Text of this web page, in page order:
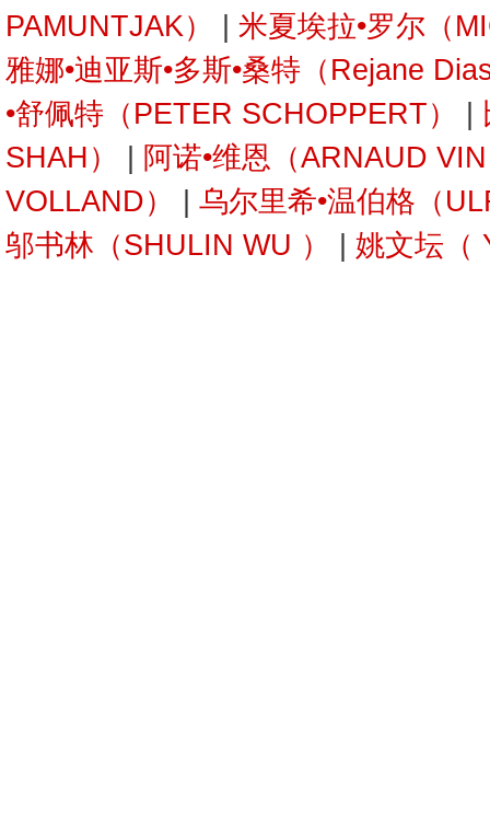
PAMUNTJAK）
米夏埃拉•罗尔（
雅娜•迪亚斯•多斯•桑特（Rejane
•舒佩特（PETER SCHOPPERT）
SHAH）
阿诺•维恩（ARNAUD
VOLLAND）
乌尔里希•温伯格（
邬书林（SHULIN WU ）
姚文坛（